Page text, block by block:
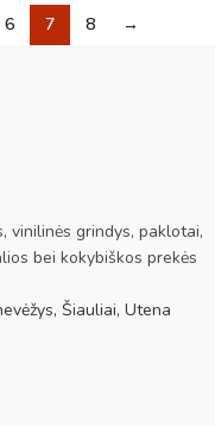
6 7 8 →
vinilinės grindys, paklotai,
bei kokybiškos prekės
Šiauliai, Utena